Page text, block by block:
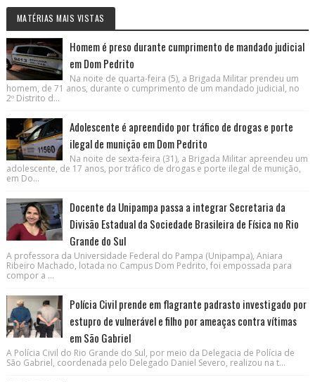
MATÉRIAS MAIS VISTAS
Homem é preso durante cumprimento de mandado judicial
em Dom Pedrito
Na noite de quarta-feira (5), a Brigada Militar prendeu um
homem, de 71 anos, durante o cumprimento de um mandado judicial, no
2º Distrito d...
Adolescente é apreendido por tráfico de drogas e porte
ilegal de munição em Dom Pedrito
Na noite de sexta-feira (31), a Brigada Militar apreendeu um
adolescente, de 17 anos, por tráfico de drogas e porte ilegal de munição,
em Do...
Docente da Unipampa passa a integrar Secretaria da
Divisão Estadual da Sociedade Brasileira de Física no Rio
Grande do Sul
A professora da Universidade Federal do Pampa (Unipampa), Aniara
Ribeiro Machado, lotada no Campus Dom Pedrito, foi empossada para
compor a ...
Polícia Civil prende em flagrante padrasto investigado por
estupro de vulnerável e filho por ameaças contra vítimas
em São Gabriel
A Polícia Civil do Rio Grande do Sul, por meio da Delegacia de Polícia de
São Gabriel, coordenada pelo Delegado Daniel Severo, realizou na t...